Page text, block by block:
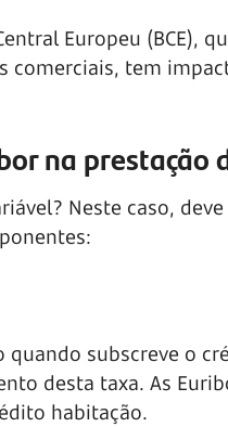
Europeu (BCE),
comerciais, tem
na prestação
Neste caso,
subscreve o
desta taxa. As
habitação.